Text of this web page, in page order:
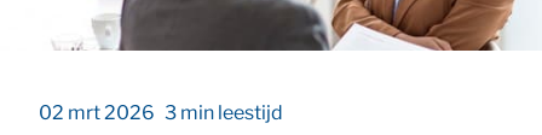
02 mrt 2026 3 min leestijd